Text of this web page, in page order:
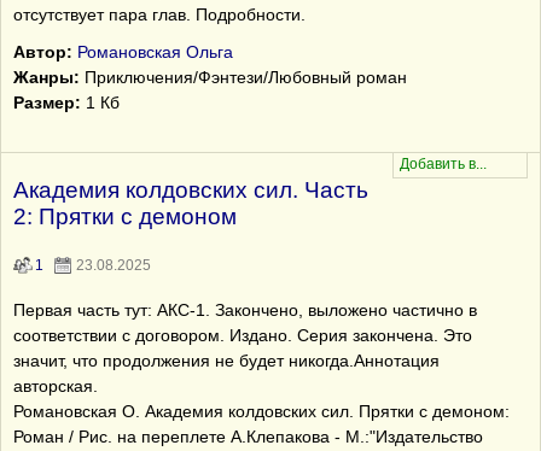
отсутствует пара глав. Подробности.
Автор: Романовская Ольга
Жанры: Приключения/Фэнтези/Любовный роман
Размер: 1 Кб
Академия колдовских сил. Часть
2: Прятки с демоном
1 23.08.2025
Первая часть тут: АКС-1. Закончено, выложено частично в
соответствии с договором. Издано. Серия закончена. Это
значит, что продолжения не будет никогда.Аннотация
авторская.
Романовская О. Академия колдовских сил. Прятки с демоном:
Роман / Рис. на переплете А.Клепакова - М.:"Издательство